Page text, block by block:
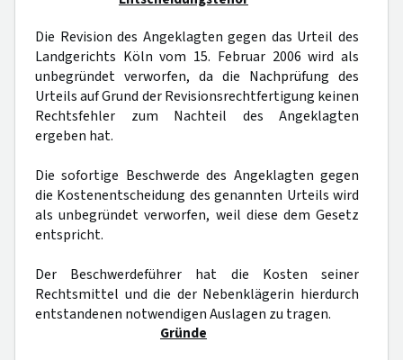
Die Revision des Angeklagten gegen das Urteil des
Landgerichts Köln vom 15. Februar 2006 wird als
unbegründet verworfen, da die Nachprüfung des
Urteils auf Grund der Revisionsrechtfertigung keinen
Rechtsfehler zum Nachteil des Angeklagten
ergeben hat.
Die sofortige Beschwerde des Angeklagten gegen
die Kostenentscheidung des genannten Urteils wird
als unbegründet verworfen, weil diese dem Gesetz
entspricht.
Der Beschwerdeführer hat die Kosten seiner
Rechtsmittel und die der Nebenklägerin hierdurch
entstandenen notwendigen Auslagen zu tragen.
Gründe